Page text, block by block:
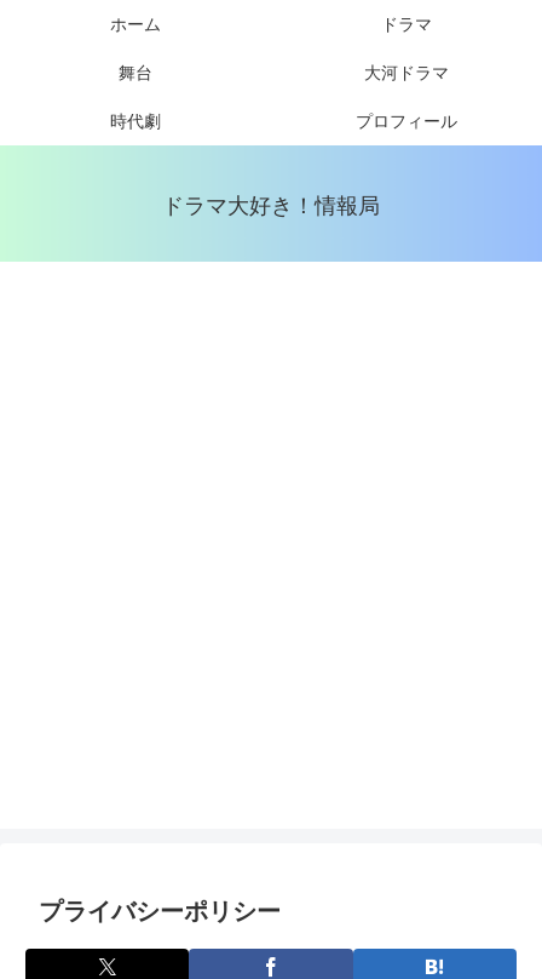
ドラマ大好き！情報局
ホーム ドラマ
舞台 大河ドラマ
時代劇 プロフィール
プライバシーポリシー